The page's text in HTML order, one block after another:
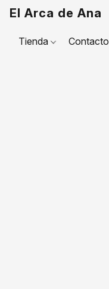
El Arca de Ana
Tienda Contacto